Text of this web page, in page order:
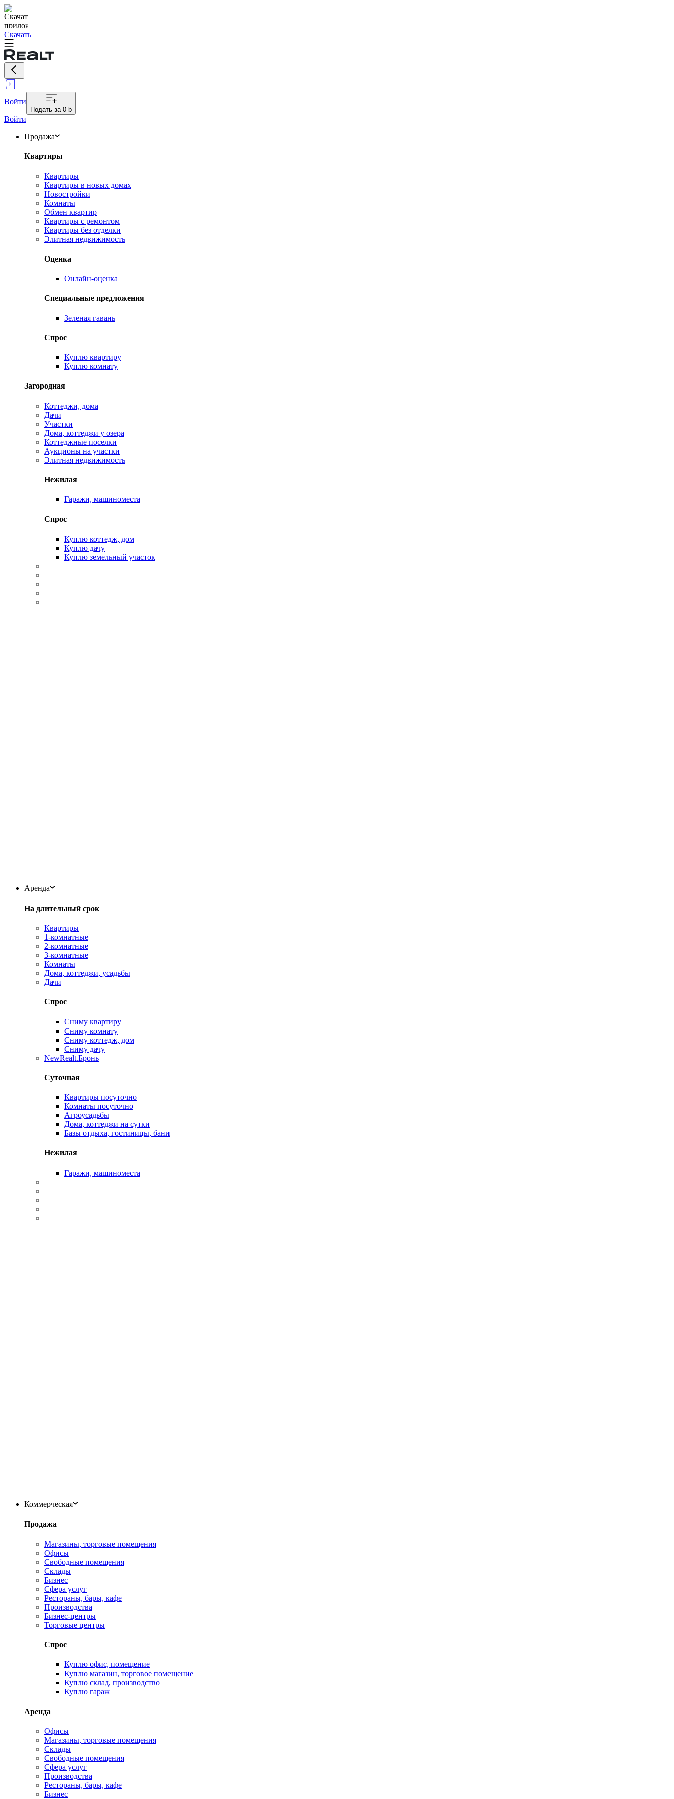
Скачать
Войти
Подать за 0 ƃ
Войти
Продажа
Квартиры
Квартиры
Квартиры в новых домах
Новостройки
Комнаты
Обмен квартир
Квартиры с ремонтом
Квартиры без отделки
Элитная недвижимость
Оценка
Онлайн-оценка
Специальные предложения
Зеленая гавань
Спрос
Куплю квартиру
Куплю комнату
Загородная
Коттеджи, дома
Дачи
Участки
Дома, коттеджи у озера
Коттеджные поселки
Аукционы на участки
Элитная недвижимость
Нежилая
Гаражи, машиноместа
Спрос
Куплю коттедж, дом
Куплю дачу
Куплю земельный участок
Аренда
На длительный срок
Квартиры
1-комнатные
2-комнатные
3-комнатные
Комнаты
Дома, коттеджи, усадьбы
Дачи
Спрос
Сниму квартиру
Сниму комнату
Сниму коттедж, дом
Сниму дачу
NewRealt.Бронь
Суточная
Квартиры посуточно
Комнаты посуточно
Агроусадьбы
Дома, коттеджи на сутки
Базы отдыха, гостиницы, бани
Нежилая
Гаражи, машиноместа
Коммерческая
Продажа
Магазины, торговые помещения
Офисы
Свободные помещения
Склады
Бизнес
Сфера услуг
Рестораны, бары, кафе
Производства
Бизнес-центры
Торговые центры
Спрос
Куплю офис, помещение
Куплю магазин, торговое помещение
Куплю склад, производство
Куплю гараж
Аренда
Офисы
Магазины, торговые помещения
Склады
Свободные помещения
Сфера услуг
Производства
Рестораны, бары, кафе
Бизнес